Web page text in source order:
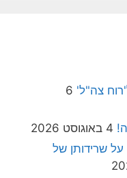
צה"ל' 6
4 באוגוסט 2026
שרידותן של